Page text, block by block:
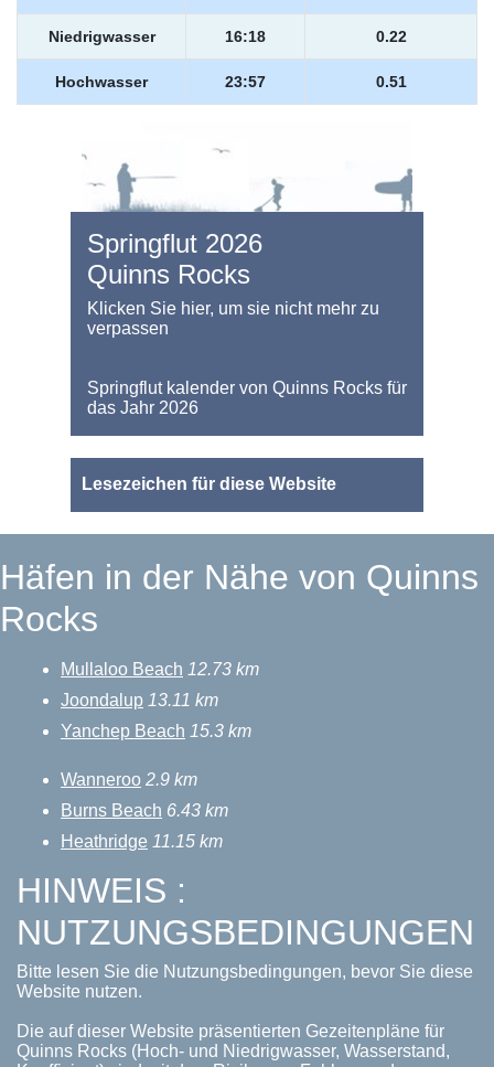
Niedrigwasser 16:18 0.22
Hochwasser 23:57 0.51
Springflut 2026
Quinns Rocks
Klicken Sie hier, um sie nicht mehr zu
verpassen
Springflut kalender von Quinns Rocks für
das Jahr 2026
Lesezeichen für diese Website
Häfen in der Nähe von Quinns
Rocks
Mullaloo Beach 12.73 km
Joondalup 13.11 km
Yanchep Beach 15.3 km
Wanneroo 2.9 km
Burns Beach 6.43 km
Heathridge 11.15 km
HINWEIS :
NUTZUNGSBEDINGUNGEN
Bitte lesen Sie die Nutzungsbedingungen, bevor Sie diese
Website nutzen.
Die auf dieser Website präsentierten Gezeitenpläne für
Quinns Rocks (Hoch- und Niedrigwasser, Wasserstand,